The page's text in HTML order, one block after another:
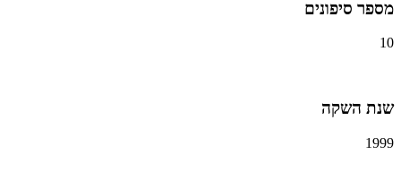
מספר סיפונים
10
שנת השקה
1999